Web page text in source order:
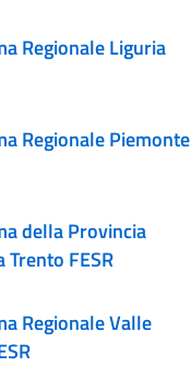
Regionale Liguria
Regionale Piemonte
della Provincia
FESR
Regionale Valle